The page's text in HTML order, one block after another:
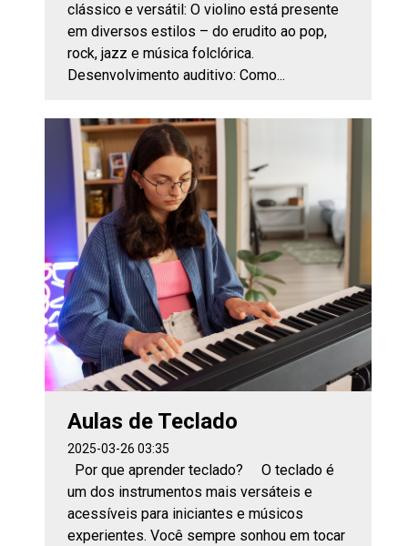
clássico e versátil: O violino está presente
em diversos estilos – do erudito ao pop,
rock, jazz e música folclórica.
Desenvolvimento auditivo: Como...
Aulas de Teclado
2025-03-26 03:35
Por que aprender teclado? O teclado é
um dos instrumentos mais versáteis e
acessíveis para iniciantes e músicos
experientes. Você sempre sonhou em tocar